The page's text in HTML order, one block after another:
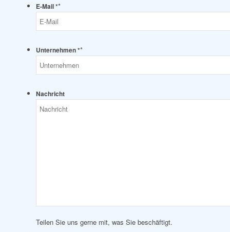
E-Mail **
Unternehmen **
Nachricht
Teilen Sie uns gerne mit, was Sie beschäftigt.